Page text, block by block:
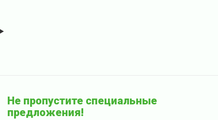
Не пропустите специальные
предложения!